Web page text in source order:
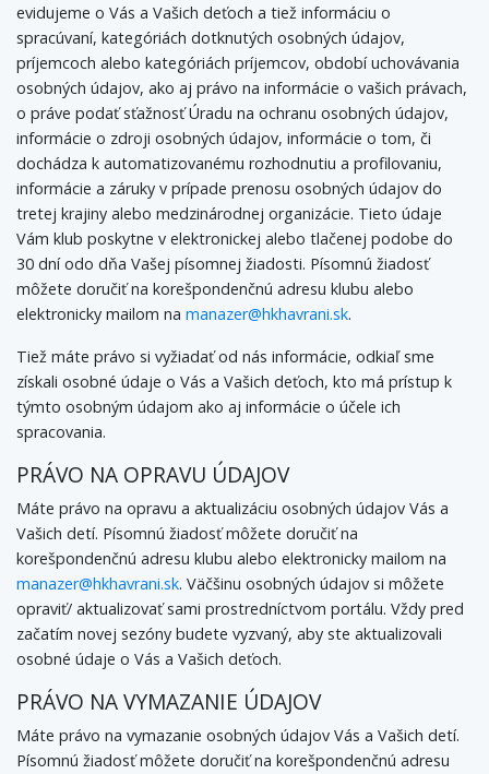
evidujeme o Vás a Vašich deťoch a tiež informáciu o
spracúvaní, kategóriách dotknutých osobných údajov,
príjemcoch alebo kategóriách príjemcov, období uchovávania
osobných údajov, ako aj právo na informácie o vašich právach,
o práve podať sťažnosť Úradu na ochranu osobných údajov,
informácie o zdroji osobných údajov, informácie o tom, či
dochádza k automatizovanému rozhodnutiu a profilovaniu,
informácie a záruky v prípade prenosu osobných údajov do
tretej krajiny alebo medzinárodnej organizácie. Tieto údaje
Vám klub poskytne v elektronickej alebo tlačenej podobe do
30 dní odo dňa Vašej písomnej žiadosti. Písomnú žiadosť
môžete doručiť na korešpondenčnú adresu klubu alebo
elektronicky mailom na manazer@hkhavrani.sk.
Tiež máte právo si vyžiadať od nás informácie, odkiaľ sme
získali osobné údaje o Vás a Vašich deťoch, kto má prístup k
týmto osobným údajom ako aj informácie o účele ich
spracovania.
PRÁVO NA OPRAVU ÚDAJOV
Máte právo na opravu a aktualizáciu osobných údajov Vás a
Vašich detí. Písomnú žiadosť môžete doručiť na
korešpondenčnú adresu klubu alebo elektronicky mailom na
manazer@hkhavrani.sk. Väčšinu osobných údajov si môžete
opraviť/ aktualizovať sami prostredníctvom portálu. Vždy pred
začatím novej sezóny budete vyzvaný, aby ste aktualizovali
osobné údaje o Vás a Vašich deťoch.
PRÁVO NA VYMAZANIE ÚDAJOV
Máte právo na vymazanie osobných údajov Vás a Vašich detí.
Písomnú žiadosť môžete doručiť na korešpondenčnú adresu